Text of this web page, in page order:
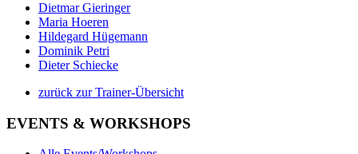
Dietmar Gieringer
Maria Hoeren
Hildegard Hügemann
Dominik Petri
Dieter Schiecke
zurück zur Trainer-Übersicht
EVENTS & WORKSHOPS